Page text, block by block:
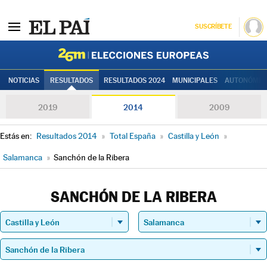
SUSCRÍBETE
NOTICIAS RESULTADOS RESULTADOS 2024 MUNICIPALES
2019 2014 2009
Estás en: Resultados 2014 » Total España » Castilla y León »
Salamanca » Sanchón de la Ribera
SANCHÓN DE LA RIBERA